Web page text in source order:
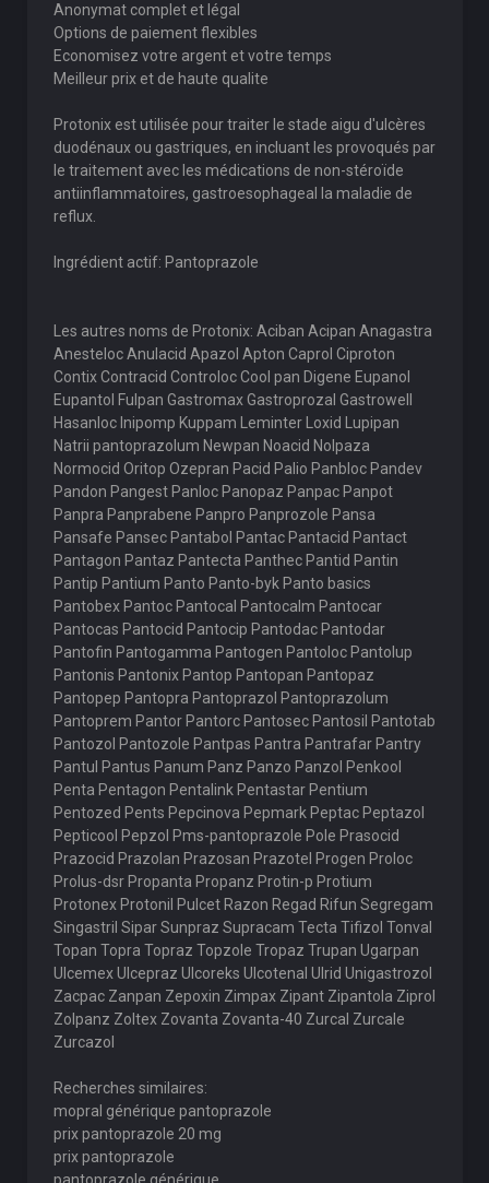
Anonymat complet et légal
Options de paiement flexibles
Economisez votre argent et votre temps
Meilleur prix et de haute qualite
Protonix est utilisée pour traiter le stade aigu d'ulcères
duodénaux ou gastriques, en incluant les provoqués par
le traitement avec les médications de non-stéroïde
antiinflammatoires, gastroesophageal la maladie de
reflux.
Ingrédient actif: Pantoprazole
Les autres noms de Protonix: Aciban Acipan Anagastra
Anesteloc Anulacid Apazol Apton Caprol Ciproton
Contix Contracid Controloc Cool pan Digene Eupanol
Eupantol Fulpan Gastromax Gastroprozal Gastrowell
Hasanloc Inipomp Kuppam Leminter Loxid Lupipan
Natrii pantoprazolum Newpan Noacid Nolpaza
Normocid Oritop Ozepran Pacid Palio Panbloc Pandev
Pandon Pangest Panloc Panopaz Panpac Panpot
Panpra Panprabene Panpro Panprozole Pansa
Pansafe Pansec Pantabol Pantac Pantacid Pantact
Pantagon Pantaz Pantecta Panthec Pantid Pantin
Pantip Pantium Panto Panto-byk Panto basics
Pantobex Pantoc Pantocal Pantocalm Pantocar
Pantocas Pantocid Pantocip Pantodac Pantodar
Pantofin Pantogamma Pantogen Pantoloc Pantolup
Pantonis Pantonix Pantop Pantopan Pantopaz
Pantopep Pantopra Pantoprazol Pantoprazolum
Pantoprem Pantor Pantorc Pantosec Pantosil Pantotab
Pantozol Pantozole Pantpas Pantra Pantrafar Pantry
Pantul Pantus Panum Panz Panzo Panzol Penkool
Penta Pentagon Pentalink Pentastar Pentium
Pentozed Pents Pepcinova Pepmark Peptac Peptazol
Pepticool Pepzol Pms-pantoprazole Pole Prasocid
Prazocid Prazolan Prazosan Prazotel Progen Proloc
Prolus-dsr Propanta Propanz Protin-p Protium
Protonex Protonil Pulcet Razon Regad Rifun Segregam
Singastril Sipar Sunpraz Supracam Tecta Tifizol Tonval
Topan Topra Topraz Topzole Tropaz Trupan Ugarpan
Ulcemex Ulcepraz Ulcoreks Ulcotenal Ulrid Unigastrozol
Zacpac Zanpan Zepoxin Zimpax Zipant Zipantola Ziprol
Zolpanz Zoltex Zovanta Zovanta-40 Zurcal Zurcale
Zurcazol
Recherches similaires:
mopral générique pantoprazole
prix pantoprazole 20 mg
prix pantoprazole